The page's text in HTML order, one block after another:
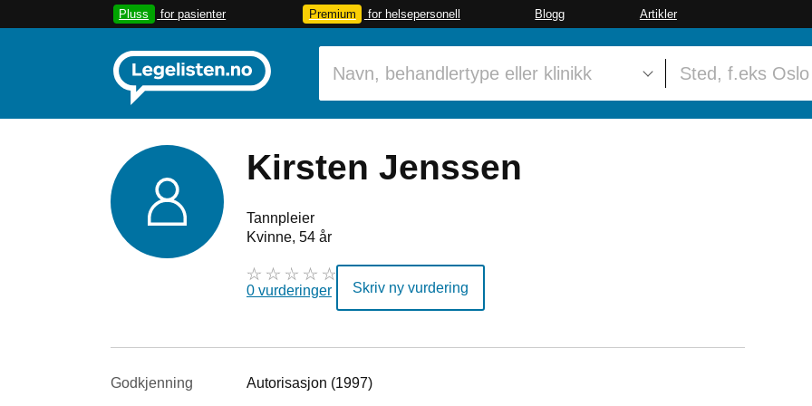
Pluss for pasienter Premium for helsepersonell Blogg Artikler
Kirsten Jenssen
Tannpleier
Kvinne, 54 år
0 vurderinger Skriv ny vurdering
Godkjenning Autorisasjon (1997)